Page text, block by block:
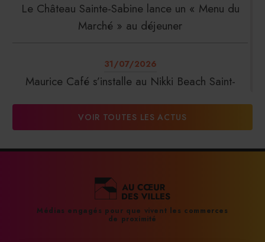
Le Château Sainte-Sabine lance un « Menu du
Marché » au déjeuner
31/07/2026
Maurice Café s’installe au Nikki Beach Saint-
DalterFood Group franchit les 200 millions
31/07/2026
La Liste : La Réserve Paris de nouveau meilleur
VOIR TOUTES LES ACTUS
Médias engagés pour que vivent les commerces
de proximité